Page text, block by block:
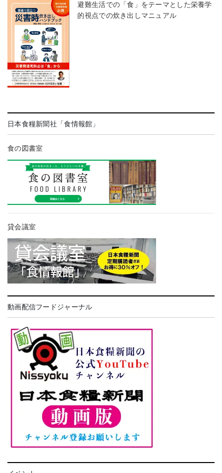
避難生活での「食」をテーマとした栄養学
的視点での炊き出しマニュアル
日本食糧新聞社「食情報館」
食の図書室
貸会議室
動画配信フードジャーナル